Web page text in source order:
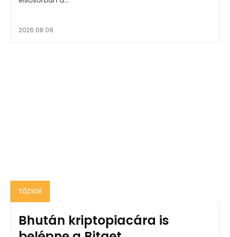
2026.08.08.
TŐZSDE
Bhután kriptopiacára is